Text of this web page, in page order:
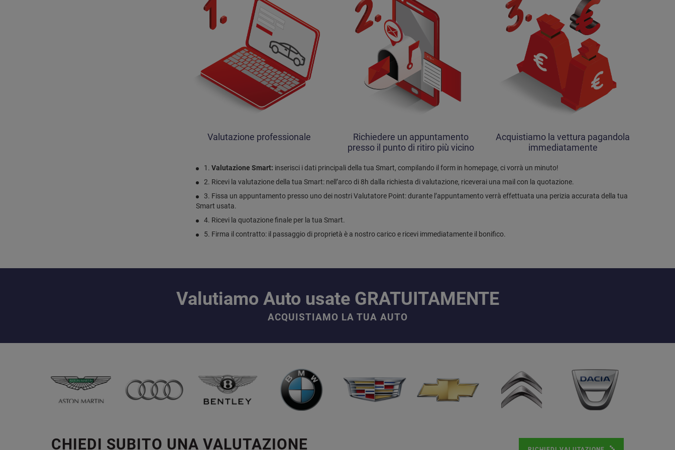
Valutazione professionale
Richiedere un appuntamento
presso il punto di ritiro più vicino
Acquistiamo la vettura pagandola
immediatamente
1. Valutazione Smart: inserisci i dati principali della tua Smart, compilando il form in homepage, ci vorrà un minuto!
2. Ricevi la valutazione della tua Smart: nell’arco di 8h dalla richiesta di valutazione, riceverai una mail con la quotazione.
3. Fissa un appuntamento presso uno dei nostri Valutatore Point: durante l’appuntamento verrà effettuata una perizia accurata della tua
Smart usata.
4. Ricevi la quotazione finale per la tua Smart.
5. Firma il contratto: il passaggio di proprietà è a nostro carico e ricevi immediatamente il bonifico.
Valutiamo Auto usate GRATUITAMENTE
ACQUISTIAMO LA TUA AUTO
CHIEDI SUBITO UNA VALUTAZIONE